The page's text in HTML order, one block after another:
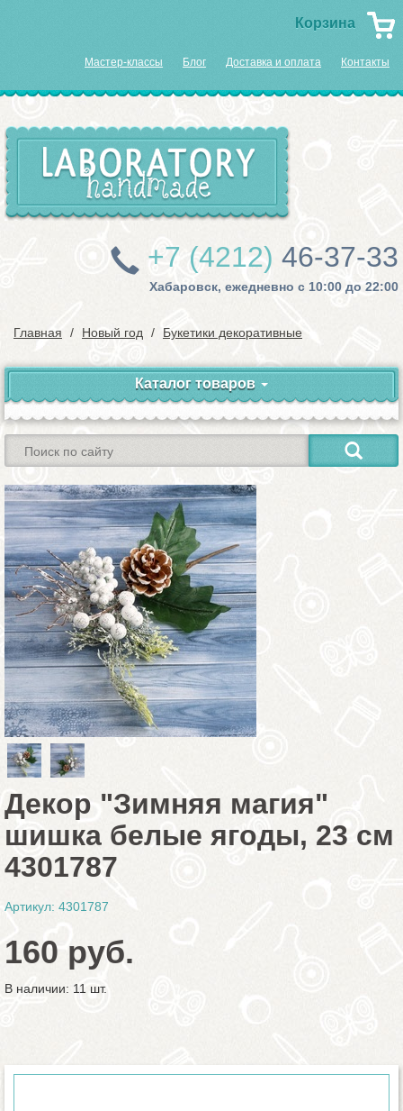
Корзина
Мастер-классы Блог Доставка и оплата Контакты
+7 (4212) 46-37-33
Хабаровск, ежедневно с 10:00 до 22:00
Главная Новый год Букетики декоративные
Каталог товаров
Декор "Зимняя магия"
шишка белые ягоды, 23 см
4301787
Артикул: 4301787
160 руб.
В наличии: 11 шт.